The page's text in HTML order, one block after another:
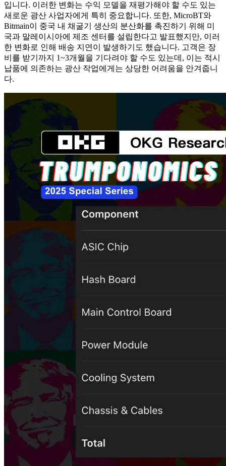
입니다. 이러한 변화는 수익 모델을 재평가해야 할 수도 있는
새로운 광산 사업자에게 특히 중요합니다. 또한, MicroBT와
Bitmain이 중국 내 채굴기 생산의 분산화를 촉진하기 위해 미
국과 말레이시아에 제조 센터를 설립한다고 발표했지만, 이러
한 변화로 인해 배송 지연이 발생하기도 했습니다. 고객은 장
비를 받기까지 1~3개월을 기다려야 할 수도 있는데, 이는 적시
납품에 의존하는 광산 작업에게는 상당한 어려움을 안겨줍니
다.